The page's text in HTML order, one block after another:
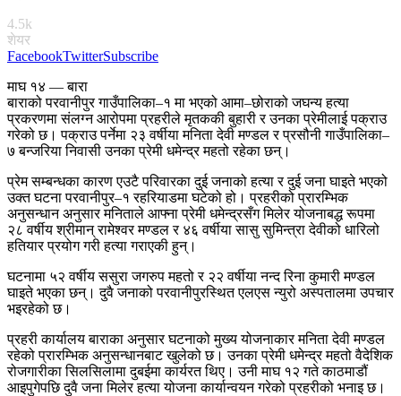
4.5k
शेयर
FacebookTwitterSubscribe
माघ १४ — बारा
बाराको परवानीपुर गाउँपालिका–१ मा भएको आमा–छोराको जघन्य हत्या
प्रकरणमा संलग्न आरोपमा प्रहरीले मृतककी बुहारी र उनका प्रेमीलाई पक्राउ
गरेको छ। पक्राउ पर्नेमा २३ वर्षीया मनिता देवी मण्डल र प्रसौनी गाउँपालिका–
७ बन्जरिया निवासी उनका प्रेमी धमेन्द्र महतो रहेका छन्।
प्रेम सम्बन्धका कारण एउटै परिवारका दुई जनाको हत्या र दुई जना घाइते भएको
उक्त घटना परवानीपुर–१ रहरियाडमा घटेको हो। प्रहरीको प्रारम्भिक
अनुसन्धान अनुसार मनिताले आफ्ना प्रेमी धमेन्द्रसँग मिलेर योजनाबद्ध रूपमा
२८ वर्षीय श्रीमान् रामेश्वर मण्डल र ४६ वर्षीया सासु सुमिन्त्रा देवीको धारिलो
हतियार प्रयोग गरी हत्या गराएकी हुन्।
घटनामा ५२ वर्षीय ससुरा जगरुप महतो र २२ वर्षीया नन्द रिना कुमारी मण्डल
घाइते भएका छन्। दुवै जनाको परवानीपुरस्थित एलएस न्युरो अस्पतालमा उपचार
भइरहेको छ।
प्रहरी कार्यालय बाराका अनुसार घटनाको मुख्य योजनाकार मनिता देवी मण्डल
रहेको प्रारम्भिक अनुसन्धानबाट खुलेको छ। उनका प्रेमी धमेन्द्र महतो वैदेशिक
रोजगारीका सिलसिलामा दुबईमा कार्यरत थिए। उनी माघ १२ गते काठमाडौं
आइपुगेपछि दुवै जना मिलेर हत्या योजना कार्यान्वयन गरेको प्रहरीको भनाइ छ।